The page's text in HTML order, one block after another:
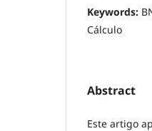
Keywords:
Cálculo
Abstract
Este artigo